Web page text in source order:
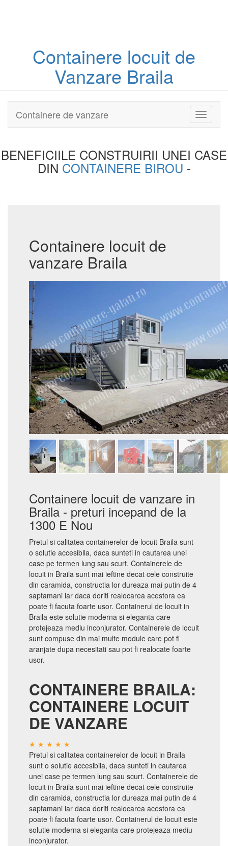
Containere locuit de
Vanzare Braila
Toggle
Containere de vanzare
BENEFICIILE CONSTRUIRII UNEI CASE
DIN CONTAINERE BIROU -
Containere locuit de
vanzare Braila
Containere locuit de vanzare in
Braila - preturi incepand de la
1300 E Nou
Pretul si calitatea containerelor de locuit Braila sunt
o solutie accesibila, daca sunteti in cautarea unei
case pe termen lung sau scurt. Containerele de
locuit in Braila sunt mai ieftine decat cele construite
din caramida, constructia lor dureaza mai putin de 4
saptamani iar daca doriti realocarea acestora ea
poate fi facuta foarte usor. Containerul de locuit in
Braila este solutie moderna si eleganta care
protejeaza mediu inconjurator. Containerele de locuit
sunt compuse din mai multe module care pot fi
aranjate dupa necesitati sau pot fi realocate foarte
usor.
CONTAINERE BRAILA:
CONTAINERE LOCUIT
DE VANZARE
Pretul si calitatea containerelor de locuit in Braila
sunt o solutie accesibila, daca sunteti in cautarea
unei case pe termen lung sau scurt. Containerele de
locuit in Braila sunt mai ieftine decat cele construite
din caramida, constructia lor dureaza mai putin de 4
saptamani iar daca doriti realocarea acestora ea
poate fi facuta foarte usor. Containerul de locuit este
solutie moderna si eleganta care protejeaza mediu
inconjurator.